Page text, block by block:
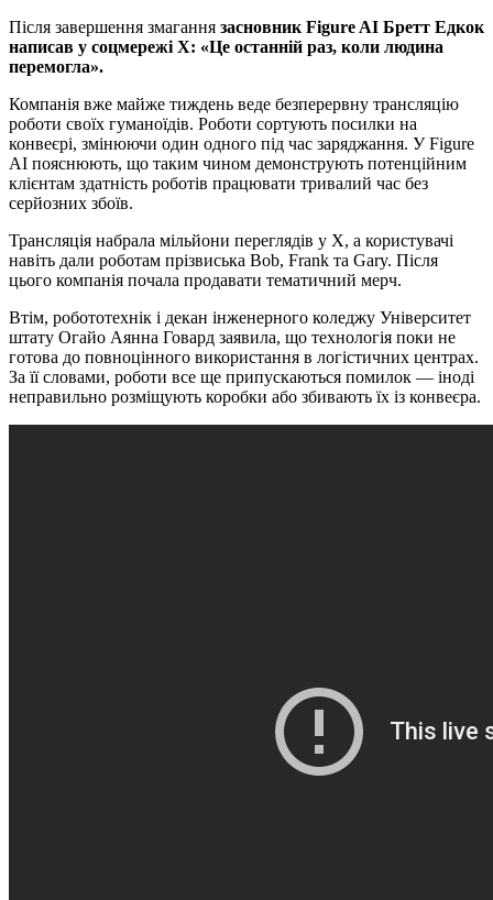
Після завершення змагання засновник Figure AI Бретт Едкок
написав у соцмережі X: «Це останній раз, коли людина
перемогла».
Компанія вже майже тиждень веде безперервну трансляцію
роботи своїх гуманоїдів. Роботи сортують посилки на
конвеєрі, змінюючи один одного під час заряджання. У Figure
AI пояснюють, що таким чином демонструють потенційним
клієнтам здатність роботів працювати тривалий час без
серйозних збоїв.
Трансляція набрала мільйони переглядів у X, а користувачі
навіть дали роботам прізвиська Bob, Frank та Gary. Після
цього компанія почала продавати тематичний мерч.
Втім, робототехнік і декан інженерного коледжу Університет
штату Огайо Аянна Говард заявила, що технологія поки не
готова до повноцінного використання в логістичних центрах.
За її словами, роботи все ще припускаються помилок — іноді
неправильно розміщують коробки або збивають їх із конвеєра.